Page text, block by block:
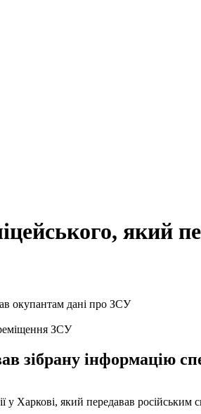
який
ЗСУ
зібрану інформацію
у Харкові, який передавав